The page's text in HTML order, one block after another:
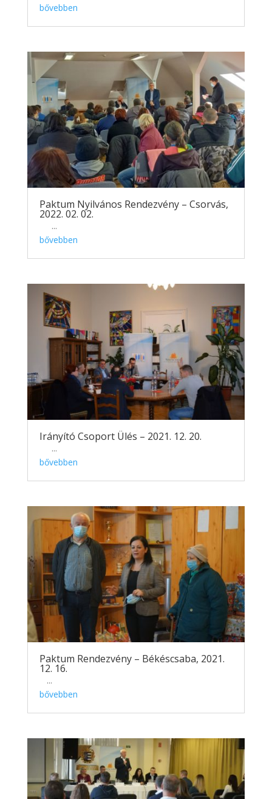
bővebben
Paktum Nyilvános Rendezvény – Csorvás,
2022. 02. 02.
...
bővebben
Irányító Csoport Ülés – 2021. 12. 20.
...
bővebben
Paktum Rendezvény – Békéscsaba, 2021.
12. 16.
...
bővebben